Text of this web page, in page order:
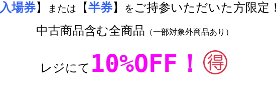
入場券】 または 【半券】 をご持参いただいた方限定！
中古商品含む全商品 （一部対象外商品あり）
レジにて 10%OFF！